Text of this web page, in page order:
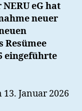
eG hat
neuer
Resümee
eingeführte
Januar 2026